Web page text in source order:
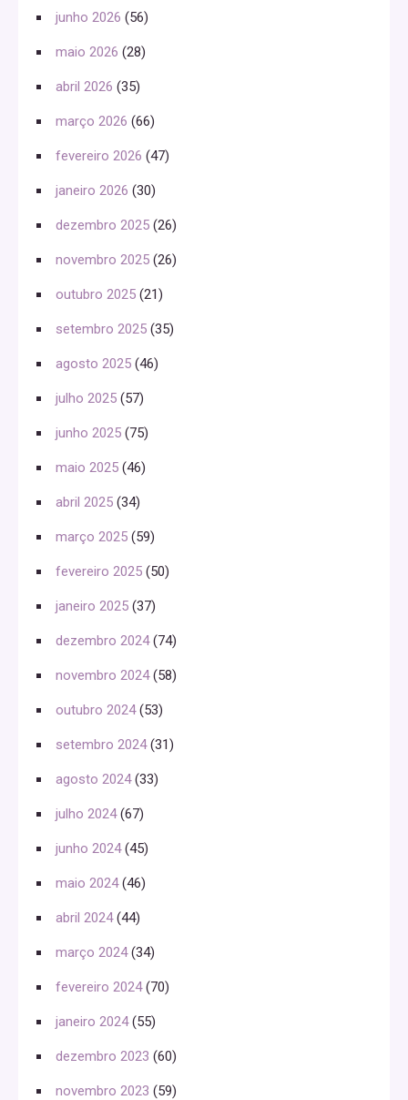
junho 2026 (56)
maio 2026 (28)
abril 2026 (35)
março 2026 (66)
fevereiro 2026 (47)
janeiro 2026 (30)
dezembro 2025 (26)
novembro 2025 (26)
outubro 2025 (21)
setembro 2025 (35)
agosto 2025 (46)
julho 2025 (57)
junho 2025 (75)
maio 2025 (46)
abril 2025 (34)
março 2025 (59)
fevereiro 2025 (50)
janeiro 2025 (37)
dezembro 2024(74)
novembro 2024(58)
outubro 2024(53)
setembro 2024(31)
agosto 2024(33)
julho 2024(67)
junho 2024(45)
maio 2024(46)
abril 2024(44)
março 2024(34)
fevereiro 2024(70)
janeiro 2024(55)
dezembro 2023 (60)
novembro 2023 (59)